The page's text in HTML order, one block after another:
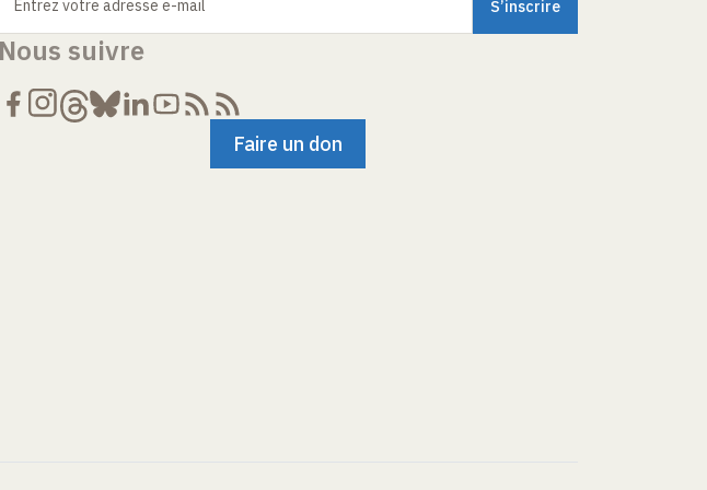
Entrez votre adresse e-mail
suivre
Faire un don